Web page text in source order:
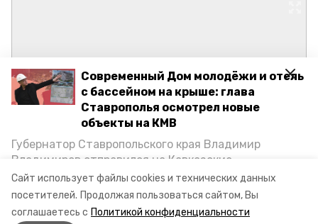
Сайт использует файлы cookies и технических данных
посетителей. Продолжая пользоваться сайтом, Вы
соглашаетесь с Политикой конфиденциальности
Современный Дом молодёжи и отель
с бассейном на крыше: глава
Ставрополья осмотрел новые
объекты на КМВ
Губернатор Ставропольского края Владимир
Владимиров отправился на Кавказские
Минеральные Воды, чтобы проинспектировать
строительство объектов в Кисловодске и
Минводах, а также выслушать предложения о